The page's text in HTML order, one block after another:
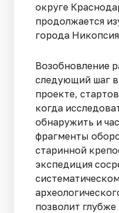
округе
продолжается
города
Возобновление
следующий шаг
проекте,
когда
обнаружить и
фрагменты
старинной
экспедиция
позволит